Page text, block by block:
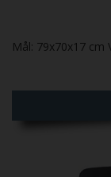
Mål: 79x70x17 cm